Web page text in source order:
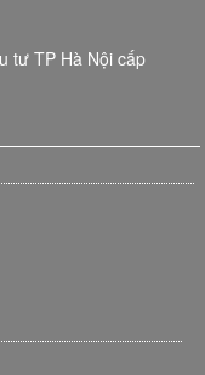
tư TP Hà Nội cấp